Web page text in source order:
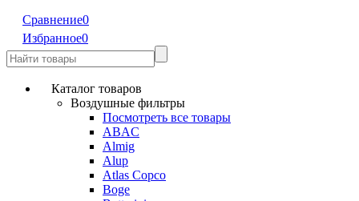
Сравнение0
Избранное0
Каталог товаров
Воздушные фильтры
Посмотреть все товары
ABAC
Almig
Alup
Atlas Copco
Boge